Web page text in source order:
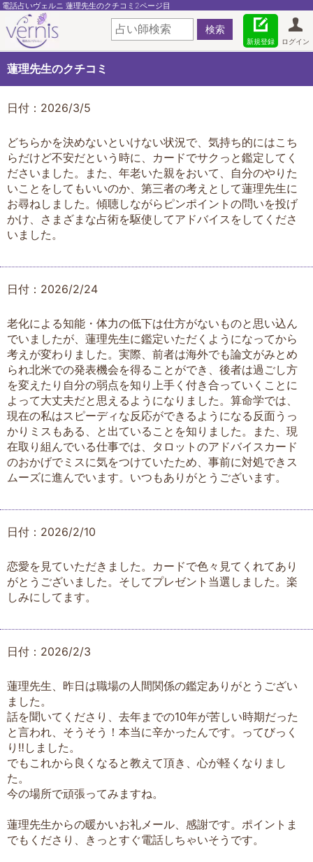
電話占いヴェルニ 蓮理先生のクチコミ2ページ目
ログイン
新規登録
蓮理先生のクチコミ
日付：2026/3/5
どちらかを決めないといけない状況で、気持ち的にはこち
らだけど不安だという時に、カードでサクっと鑑定してく
ださいました。また、年老いた親をおいて、自分のやりた
いことをしてもいいのか、第三者の考えとして蓮理先生に
お尋ねしました。傾聴しながらピンポイントの問いを投げ
かけ、さまざまな占術を駆使してアドバイスをしてくださ
いました。
日付：2026/2/24
老化による知能・体力の低下は仕方がないものと思い込ん
でいましたが、蓮理先生に鑑定いただくようになってから
考えが変わりました。実際、前者は海外でも論文がみとめ
られ北米での発表機会を得ることができ、後者は過ごし方
を変えたり自分の弱点を知り上手く付き合っていくことに
よって大丈夫だと思えるようになりました。算命学では、
現在の私はスピーディな反応ができるようになる反面うっ
かりミスもある、と出ていることを知りました。また、現
在取り組んでいる仕事では、タロットのアドバイスカード
のおかげでミスに気をつけていたため、事前に対処できス
ムーズに進んでいます。いつもありがとうございます。
日付：2026/2/10
恋愛を見ていただきました。カードで色々見てくれてあり
がとうございました。そしてプレゼント当選しました。楽
しみにしてます。
日付：2026/2/3
蓮理先生、昨日は職場の人間関係の鑑定ありがとうござい
ました。
話を聞いてくださり、去年までの10年が苦しい時期だった
と言われ、そうそう！本当に辛かったんです。ってびっく
り‼️しました。
でもこれから良くなると教えて頂き、心が軽くなりまし
た。
今の場所で頑張ってみますね。
蓮理先生からの暖かいお礼メール、感謝です。ポイントま
でもくださり、きっとすぐ電話しちゃいそうです。